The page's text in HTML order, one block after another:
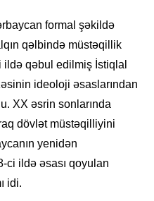
formal şəkildə
qəlbində müstəqillik
ildə qəbul edilmiş İstiqlal
ideoloji əsaslarından
XX əsrin sonlarında
dövlət müstəqilliyini
yenidən
ci ildə əsası qoyulan
idi.